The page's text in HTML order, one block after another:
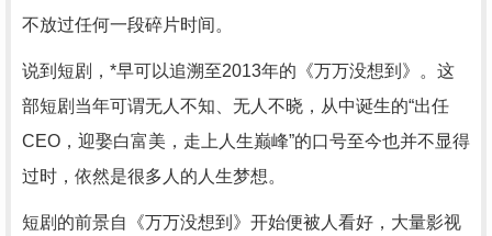
不放过任何一段碎片时间。
说到短剧，*早可以追溯至2013年的《万万没想到》。这
部短剧当年可谓无人不知、无人不晓，从中诞生的“出任
CEO，迎娶白富美，走上人生巅峰”的口号至今也并不显得
过时，依然是很多人的人生梦想。
短剧的前景自《万万没想到》开始便被人看好，大量影视